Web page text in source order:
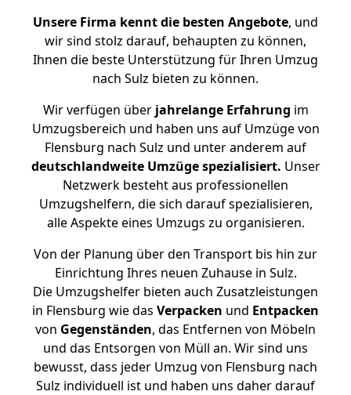
Unsere Firma kennt die besten Angebote, und
wir sind stolz darauf, behaupten zu können,
Ihnen die beste Unterstützung für Ihren Umzug
nach Sulz bieten zu können.
Wir verfügen überjahrelange Erfahrung im
Umzugsbereich und haben uns auf Umzüge von
Flensburg nach Sulz und unter anderem auf
deutschlandweite Umzüge spezialisiert. Unser
Netzwerk besteht aus professionellen
Umzugshelfern, die sich darauf spezialisieren,
alle Aspekte eines Umzugs zu organisieren.
Von der Planung über den Transport bis hin zur
Einrichtung Ihres neuen Zuhause in Sulz.
Die Umzugshelfer bieten auch Zusatzleistungen
in Flensburg wie das Verpacken und Entpacken
von Gegenständen, das Entfernen von Möbeln
und das Entsorgen von Müll an. Wir sind uns
bewusst, dass jeder Umzug von Flensburg nach
Sulz individuell ist und haben uns daher darauf